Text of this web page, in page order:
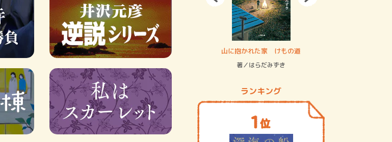
ロボット・イン・ザ・システム 山に抱かれた家 けもの道
著／はらだみずき
ランキング